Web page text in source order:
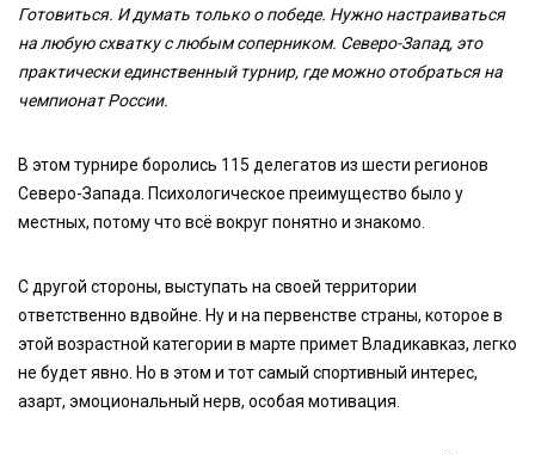
Готовиться. И думать только о победе. Нужно настраиваться
на любую схватку с любым соперником. Северо-Запад, это
практически единственный турнир, где можно отобраться на
чемпионат России.
В этом турнире боролись 115 делегатов из шести регионов
Северо-Запада. Психологическое преимущество было у
местных, потому что всё вокруг понятно и знакомо.
С другой стороны, выступать на своей территории
ответственно вдвойне. Ну и на первенстве страны, которое в
этой возрастной категории в марте примет Владикавказ, легко
не будет явно. Но в этом и тот самый спортивный интерес,
азарт, эмоциональный нерв, особая мотивация.